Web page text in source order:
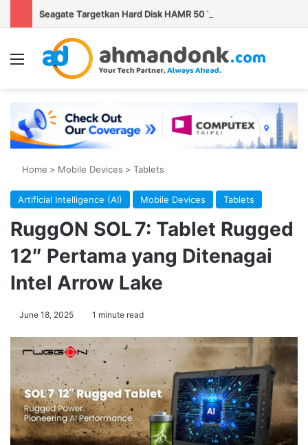
Menu
Home > Mobile Devices > Tablets
Artificial Intelligence (AI) Mobile Devices Tablets
RuggON SOL 7: Tablet Rugged
12″ Pertama yang Ditenagai
Intel Arrow Lake
June 18, 2025 1 minute read